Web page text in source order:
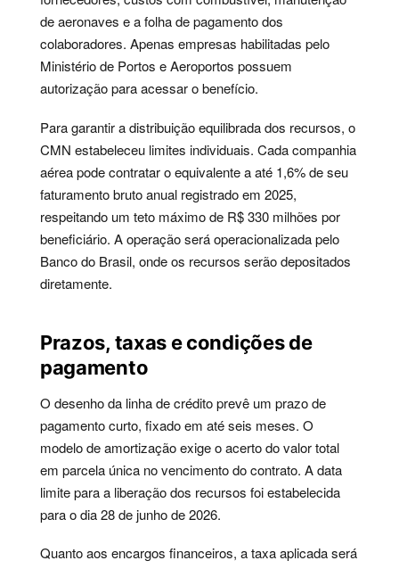
de aeronaves e a folha de pagamento dos
colaboradores. Apenas empresas habilitadas pelo
Ministério de Portos e Aeroportos possuem
autorização para acessar o benefício.
Para garantir a distribuição equilibrada dos recursos, o
CMN estabeleceu limites individuais. Cada companhia
aérea pode contratar o equivalente a até 1,6% de seu
faturamento bruto anual registrado em 2025,
respeitando um teto máximo de R$ 330 milhões por
beneficiário. A operação será operacionalizada pelo
Banco do Brasil, onde os recursos serão depositados
diretamente.
Prazos, taxas e condições de
pagamento
O desenho da linha de crédito prevê um prazo de
pagamento curto, fixado em até seis meses. O
modelo de amortização exige o acerto do valor total
em parcela única no vencimento do contrato. A data
limite para a liberação dos recursos foi estabelecida
para o dia 28 de junho de 2026.
Quanto aos encargos financeiros, a taxa aplicada será